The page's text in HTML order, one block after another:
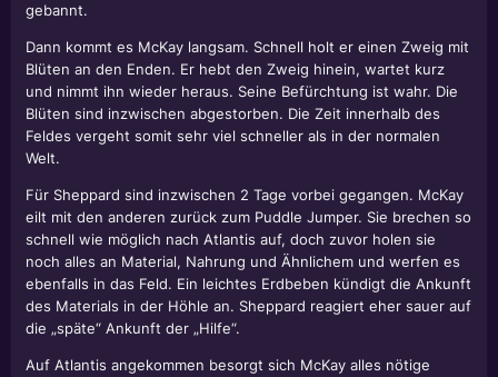
gebannt.
Dann kommt es McKay langsam. Schnell holt er einen Zweig mit
Blüten an den Enden. Er hebt den Zweig hinein, wartet kurz
und nimmt ihn wieder heraus. Seine Befürchtung ist wahr. Die
Blüten sind inzwischen abgestorben. Die Zeit innerhalb des
Feldes vergeht somit sehr viel schneller als in der normalen
Welt.
Für Sheppard sind inzwischen 2 Tage vorbei gegangen. McKay
eilt mit den anderen zurück zum Puddle Jumper. Sie brechen so
schnell wie möglich nach Atlantis auf, doch zuvor holen sie
noch alles an Material, Nahrung und Ähnlichem und werfen es
ebenfalls in das Feld. Ein leichtes Erdbeben kündigt die Ankunft
des Materials in der Höhle an. Sheppard reagiert eher sauer auf
die „späte“ Ankunft der „Hilfe“.
Auf Atlantis angekommen besorgt sich McKay alles nötige